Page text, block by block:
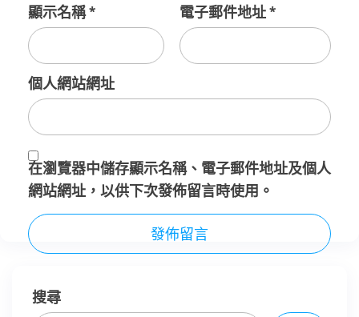
顯示名稱* 電子郵件地址*
個人網站網址
在瀏覽器中儲存顯示名稱、電子郵件地址及個人
網站網址，以供下次發佈留言時使用。
搜尋